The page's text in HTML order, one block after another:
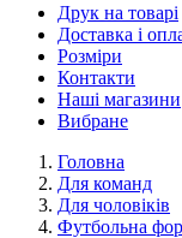
Друк на товарі
Доставка і
Розміри
Контакти
Наші магазини
Вибране
Головна
Для команд
Для чоловіків
Футбольна